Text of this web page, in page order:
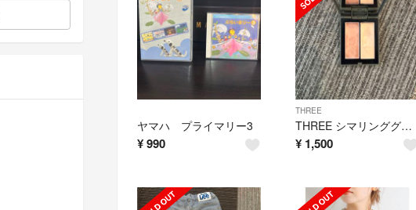
ヤマハ プライマリー3
¥990
THREE
THREE シマリンググローデュオ01
¥ 1,500